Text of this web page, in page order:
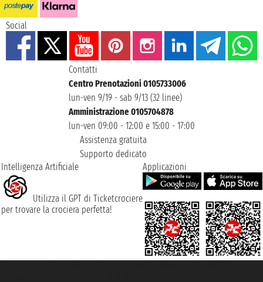
Social
Contatti
Centro Prenotazioni 0105733006
lun-ven 9/19 - sab 9/13 (32 linee)
Amministrazione 0105704878
lun-ven 09:00 - 12:00 e 15:00 - 17:00
Assistenza gratuita
Supporto dedicato
Intelligenza Artificiale
Utilizza il GPT di Ticketcrociere
per trovare la crociera perfetta!
Applicazioni